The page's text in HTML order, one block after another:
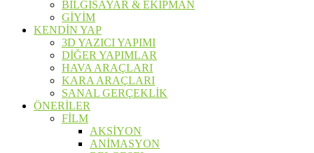
BİLGİSAYAR & EKİPMAN
GİYİM
KENDİN YAP
3D YAZICI YAPIMI
DİĞER YAPIMLAR
HAVA ARAÇLARI
KARA ARAÇLARI
SANAL GERÇEKLİK
ÖNERİLER
FİLM
AKSİYON
ANİMASYON